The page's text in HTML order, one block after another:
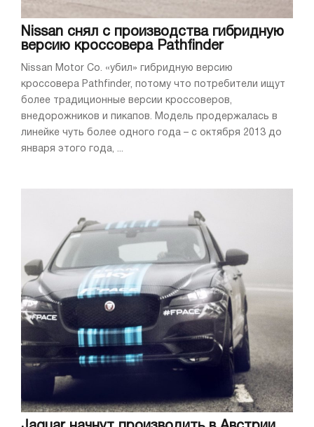
Nissan снял с производства гибридную
версию кроссовера Pathfinder
Nissan Motor Co. «убил» гибридную версию
кроссовера Pathfinder, потому что потребители ищут
более традиционные версии кроссоверов,
внедорожников и пикапов. Модель продержалась в
линейке чуть более одного года – с октября 2013 до
января этого года, ...